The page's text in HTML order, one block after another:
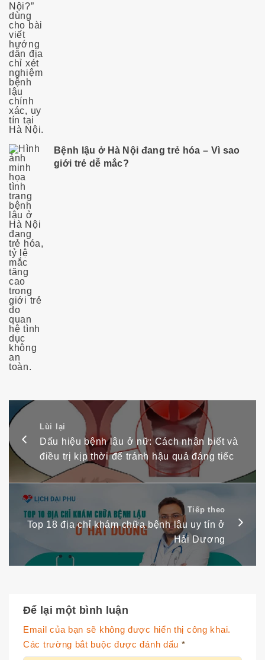
Bệnh lậu ở Hà Nội đang trẻ hóa – Vì sao
giới trẻ dễ mắc?
Lùi lại
Dấu hiệu bệnh lậu ở nữ: Cách nhận biết và
điều trị kịp thời để tránh hậu quả đáng tiếc
Tiếp theo
Top 18 địa chỉ khám chữa bệnh lậu uy tín ở
Hải Dương
Để lại một bình luận
Email của bạn sẽ không được hiển thị công khai.
Các trường bắt buộc được đánh dấu *